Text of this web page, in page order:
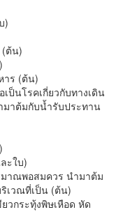
)
(ต้น)
าร (ต้น)
ป็นโรคเกี่ยวกับทางเดิน
มาต้มกับน้ำรับประทาน
ะใบ)
าณพอสมควร นำมาต้ม
เวณที่เป็น (ต้น)
วกระทุ้งพิษเหือด หัด